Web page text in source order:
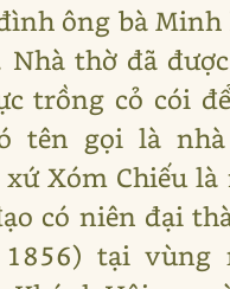
ông bà
Nhà thờ đã
trồng cỏ cói
tên gọi là
xứ Xóm Chiếu
có niên đại
tại vùng